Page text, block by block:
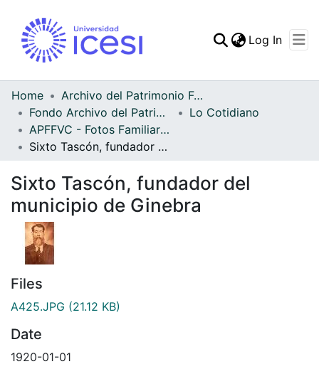
Statistics
Log In
Home
Archivo del Patrimonio Fotográfico y Fílmico del Valle del Cauca
Fondo Archivo del Patrimonio Fotográfico y Fílmico del Valle del Cauca
Lo Cotidiano
APFFVC - Fotos Familiares - Patrimonial
Sixto Tascón, fundador del municipio de Ginebra
Sixto Tascón, fundador del
municipio de Ginebra
Files
A425.JPG (21.12 KB)
Date
1920-01-01